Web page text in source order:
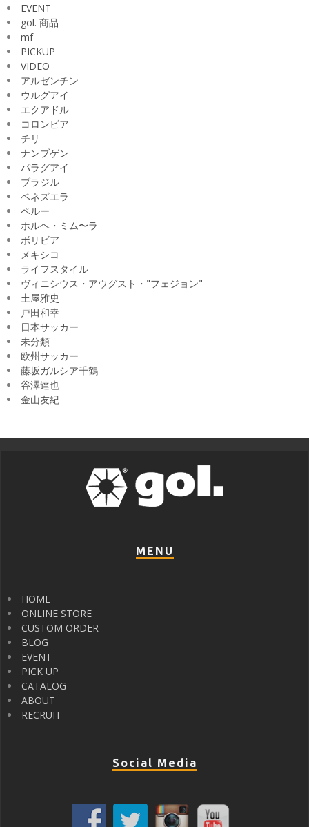
EVENT
gol. 商品
mf
PICKUP
VIDEO
アルゼンチン
ウルグアイ
エクアドル
コロンビア
チリ
ナンブゲン
パラグアイ
ブラジル
ベネズエラ
ペルー
ホルヘ・ミム〜ラ
ボリビア
メキシコ
ライフスタイル
ヴィニシウス・アウグスト・"フェジョン"
土屋雅史
戸田和幸
日本サッカー
未分類
欧州サッカー
藤坂ガルシア千鶴
谷澤達也
金山友紀
MENU
HOME
ONLINE STORE
CUSTOM ORDER
BLOG
EVENT
PICK UP
CATALOG
ABOUT
RECRUIT
Social Media